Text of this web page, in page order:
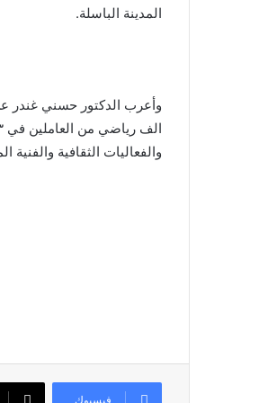
المدينة الباسلة.
والفعاليات الثقافية
فيسبوك